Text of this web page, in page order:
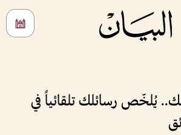
يُلخّص رسائلك تلقائياً في